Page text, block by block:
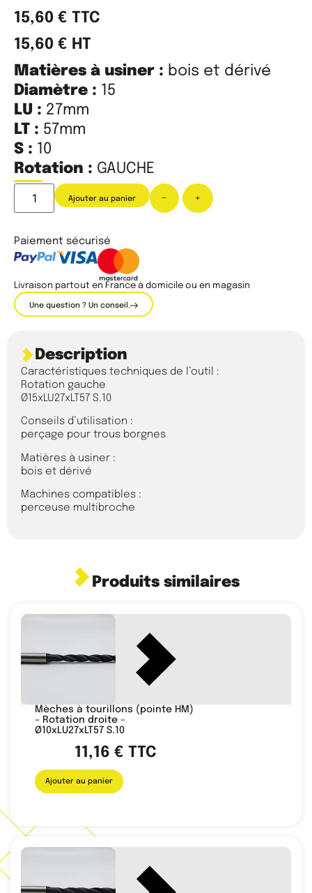
15,60 € TTC
15,60 € HT
Matières à usiner : bois et dérivé
Diamètre : 15
LU : 27mm
LT : 57mm
S : 10
Rotation : GAUCHE
- +
Ajouter au panier
Paiement sécurisé
Livraison partout en France à domicile ou en magasin
Une question ? Un conseil.
Description
Caractéristiques techniques de l’outil :
Rotation gauche
Ø15xLU27xLT57 S.10
Conseils d’utilisation :
perçage pour trous borgnes
Matières à usiner :
bois et dérivé
Machines compatibles :
perceuse multibroche
Produits similaires
Mèches à tourillons (pointe HM)
– Rotation droite –
Ø10xLU27xLT57 S.10
11,16€ TTC
Ajouter au panier